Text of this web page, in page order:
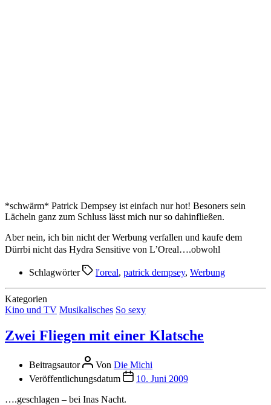
*schwärm* Patrick Dempsey ist einfach nur hot! Besoners sein
Lächeln ganz zum Schluss lässt mich nur so dahinfließen.
Aber nein, ich bin nicht der Werbung verfallen und kaufe dem
Dürrbi nicht das Hydra Sensitive von L’Oreal….obwohl
Schlagwörter l'oreal, patrick dempsey, Werbung
Kategorien
Kino und TV Musikalisches So sexy
Zwei Fliegen mit einer Klatsche
Beitragsautor Von Die Michi
Veröffentlichungsdatum
10. Juni 2009
….geschlagen – bei Inas Nacht.